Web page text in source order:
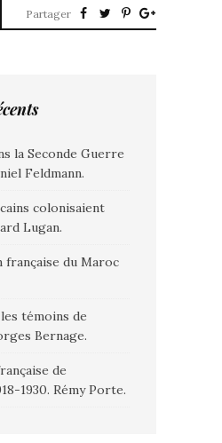
Partager
la Seconde Guerre
Feldmann.
colonisaient
Lugan.
française du Maroc
témoins de
Bernage.
de
1930. Rémy Porte.